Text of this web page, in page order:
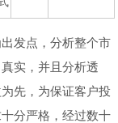
发点，分析整个市
实，并且分析透
先，为保证客户投
分严格，经过数十